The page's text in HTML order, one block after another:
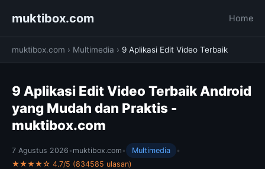
muktibox.com Home
muktibox.com › Multimedia › 9 Aplikasi Edit Video Terbaik
9 Aplikasi Edit Video Terbaik Android
yang Mudah dan Praktis -
muktibox.com
7 Agustus 2026 • muktibox.com • Multimedia
•
★★★★☆ 4.7/5 (834585 ulasan)